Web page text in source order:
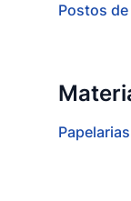
Postos
Papelarias